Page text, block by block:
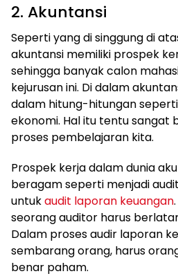
2. Akuntansi
Seperti yang di singgung di
akuntansi memiliki prospek
sehingga banyak calon
kejurusan ini. Di dalam
dalam hitung-hitungan
ekonomi. Hal itu tentu sangat
proses pembelajaran kita.
Prospek kerja dalam dunia
beragam seperti menjadi
untukaudit laporan keuangan
seorang auditor harus
Dalam proses audir laporan
sembarang orang, harus
benar paham.